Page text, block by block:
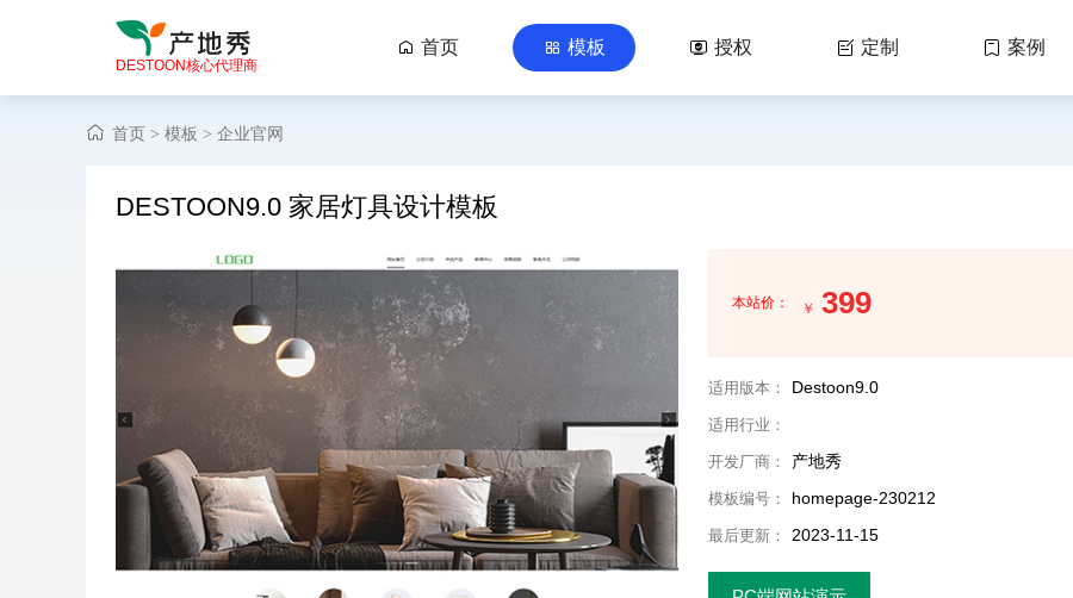
DESTOON核心代理商
 首页  模板  授权  定制  案例
首页 > 模板 > 企业官网
DESTOON9.0 家居灯具设计模板
本站价： ￥ 399
适用版本： Destoon9.0
适用行业：
开发厂商： 产地秀
模板编号： homepage-230212
最后更新： 2023-11-15